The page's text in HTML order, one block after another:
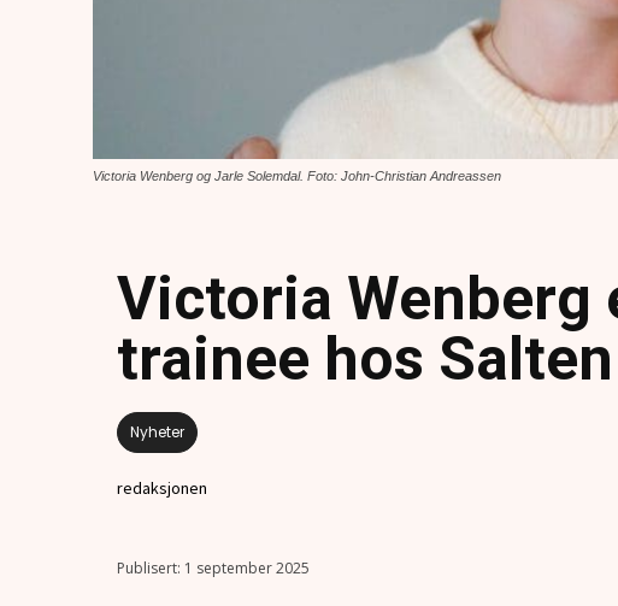
Victoria Wenberg og Jarle Solemdal. Foto: John-Christian Andreassen
Victoria Wenberg
trainee hos
Nyheter
redaksjonen
1 september 2025